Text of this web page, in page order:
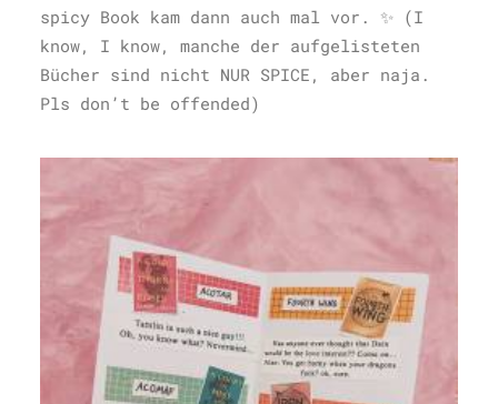
spicy Book kam dann auch mal vor. ✨ (I
know, I know, manche der aufgelisteten
Bücher sind nicht NUR SPICE, aber naja.
Pls don’t be offended)